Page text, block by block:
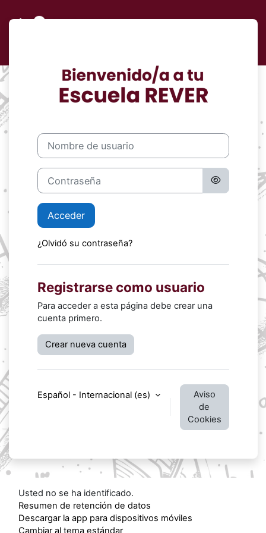
Saltar a creación de una nueva cuenta
Nombre de usuario
Contraseña
Acceder
¿Olvidó su contraseña?
Registrarse como usuario
Para acceder a esta página debe crear una
cuenta primero.
Crear nueva cuenta
Español - Internacional ‎(es)‎
Aviso
de
Cookies
Usted no se ha identificado.
Resumen de retención de datos
Descargar la app para dispositivos móviles
Cambiar al tema estándar